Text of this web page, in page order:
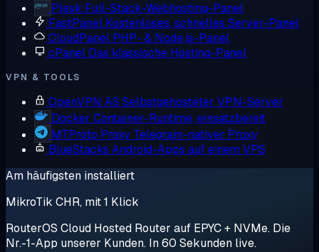
Plesk Full-Stack-Webhosting-Panel
FastPanel Kostenloses, schnelles Server-Panel
CloudPanel PHP- & Node.js-Panel
cPanel Das klassische Hosting-Panel
VPN & TOOLS
OpenVPN AS Selbstgehosteter VPN-Server
Docker Container-Runtime, einsatzbereit
MTProto Proxy Telegram-nativer Proxy
BlueStacks Android-Apps auf einem VPS
Am häufigsten installiert
MikroTik CHR, mit 1 Klick
RouterOS Cloud Hosted Router auf EPYC + NVMe. Die
Nr.-1-App unserer Kunden. In 60 Sekunden live.